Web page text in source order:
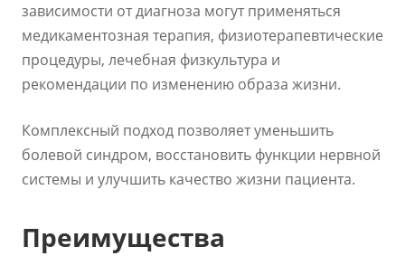
зависимости от диагноза могут применяться
медикаментозная терапия, физиотерапевтические
процедуры, лечебная физкультура и
рекомендации по изменению образа жизни.
Комплексный подход позволяет уменьшить
болевой синдром, восстановить функции нервной
системы и улучшить качество жизни пациента.
Преимущества